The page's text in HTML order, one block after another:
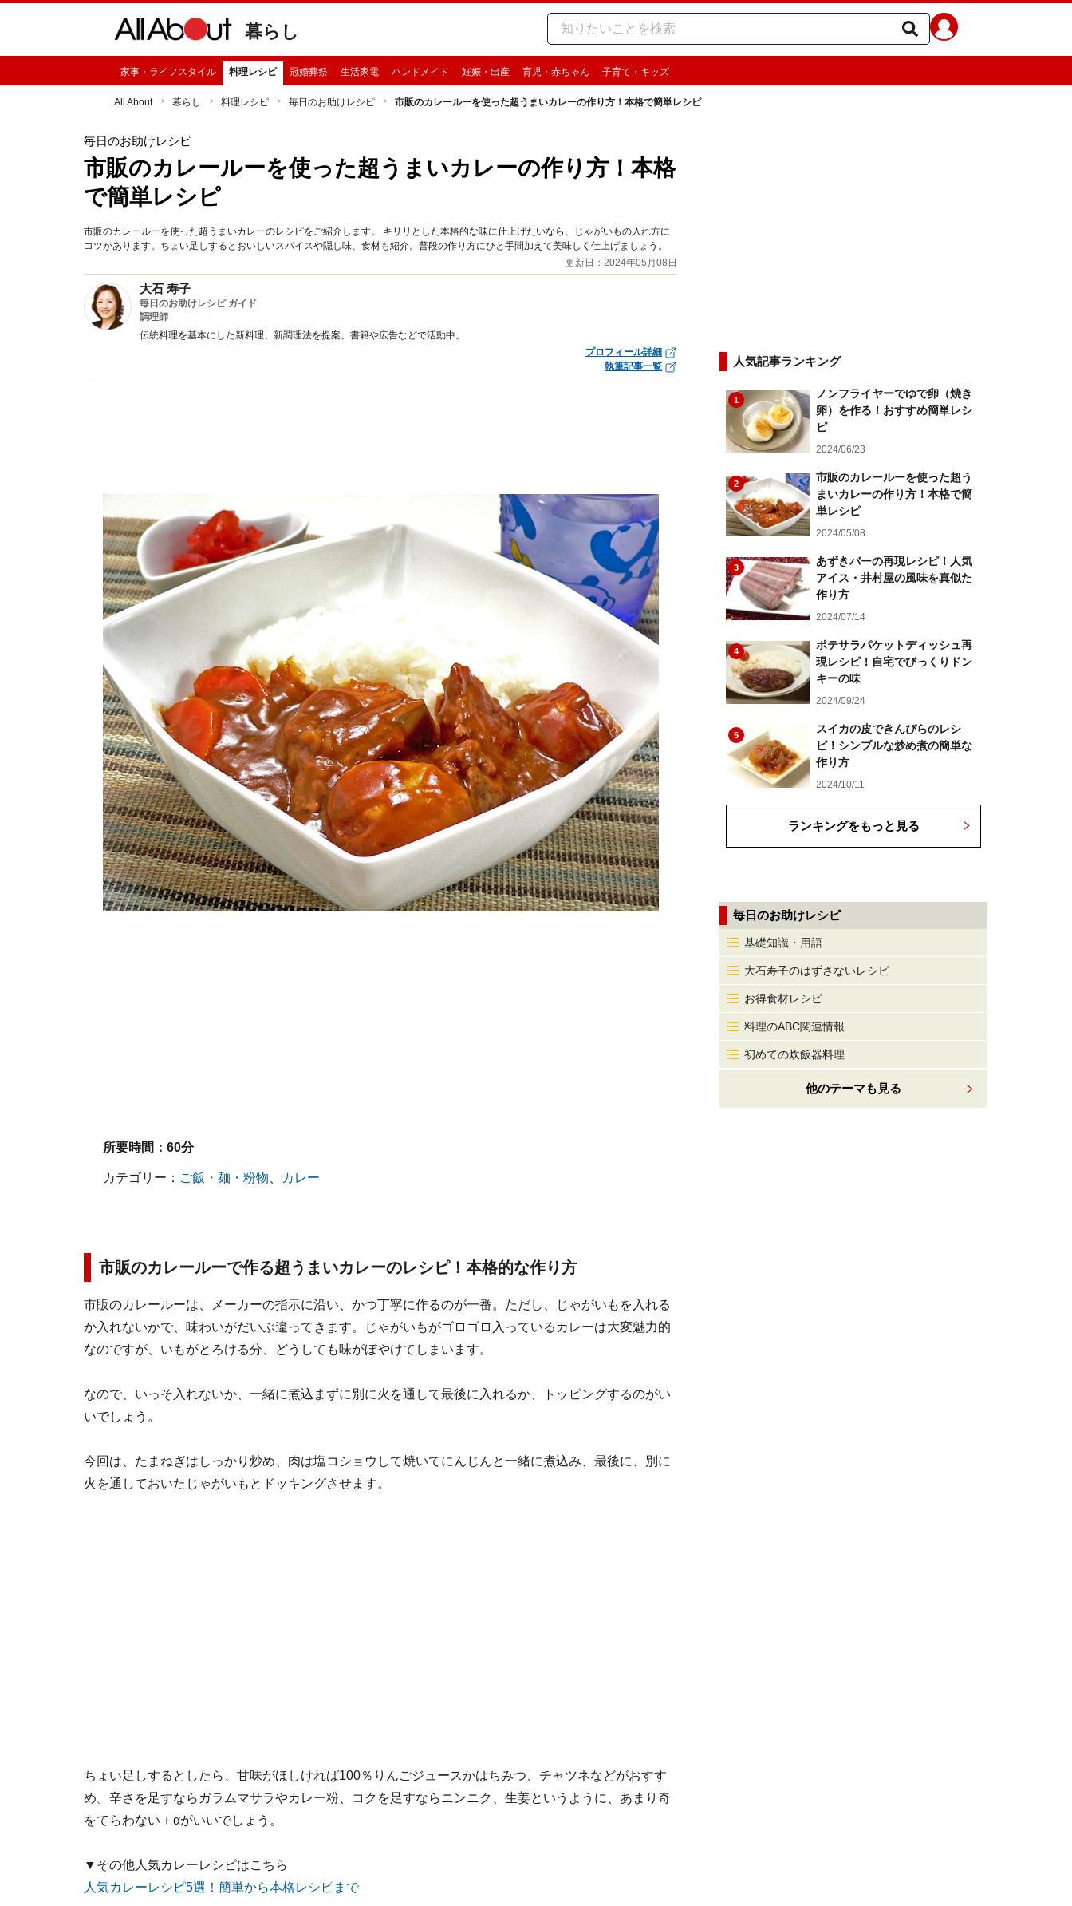
暮らし
家事・ライフスタイル 料理レシピ 冠婚葬祭 生活家電 ハンドメイド 妊娠・出産 育児・赤ちゃん 子育て・キッズ
All About 暮らし 料理レシピ 毎日のお助けレシピ 市販のカレールーを使った超うまいカレーの作り方！本格で簡単レシピ
毎日のお助けレシピ
市販のカレールーを使った超うまいカレーの作り方！本格
で簡単レシピ
市販のカレールーを使った超うまいカレーのレシピをご紹介します。 キリリとした本格的な味に仕上げたいなら、じゃがいもの入れ方に
コツがあります。ちょい足しするとおいしいスパイスや隠し味、食材も紹介。普段の作り方にひと手間加えて美味しく仕上げましょう。
更新日：2024年05月08日
大石 寿子
毎日のお助けレシピ ガイド
調理師
伝統料理を基本にした新料理、新調理法を提案。書籍や広告などで活動中。
プロフィール詳細
執筆記事一覧
所要時間： 60分
カテゴリー： ご飯・麺・粉物 カレー
市販のカレールーで作る超うまいカレーのレシピ！本格的な作り方
市販のカレールーは、メーカーの指示に沿い、かつ丁寧に作るのが一番。ただし、じゃがいもを入れる
か入れないかで、味わいがだいぶ違ってきます。じゃがいもがゴロゴロ入っているカレーは大変魅力的
なのですが、いもがとろける分、どうしても味がぼやけてしまいます。
なので、いっそ入れないか、一緒に煮込まずに別に火を通して最後に入れるか、トッピングするのがい
いでしょう。
今回は、たまねぎはしっかり炒め、肉は塩コショウして焼いてにんじんと一緒に煮込み、最後に、別に
火を通しておいたじゃがいもとドッキングさせます。
ちょい足しするとしたら、甘味がほしければ100％りんごジュースかはちみつ、チャツネなどがおすす
め。辛さを足すならガラムマサラやカレー粉、コクを足すならニンニク、生姜というように、あまり奇
をてらわない＋αがいいでしょう。
▼その他人気カレーレシピはこちら
人気カレーレシピ5選！簡単から本格レシピまで
人気記事ランキング
1
ノンフライヤーでゆで卵（焼き
卵）を作る！おすすめ簡単レシ
ピ
2024/06/23
2
市販のカレールーを使った超う
まいカレーの作り方！本格で簡
単レシピ
2024/05/08
3
あずきバーの再現レシピ！人気
アイス・井村屋の風味を真似た
作り方
2024/07/14
4
ポテサラパケットディッシュ再
現レシピ！自宅でびっくりドン
キーの味
2024/09/24
5
スイカの皮できんぴらのレシ
ピ！シンプルな炒め煮の簡単な
作り方
2024/10/11
ランキングをもっと見る
毎日のお助けレシピ
基礎知識・用語
大石寿子のはずさないレシピ
お得食材レシピ
料理のABC関連情報
初めての炊飯器料理
他のテーマも見る